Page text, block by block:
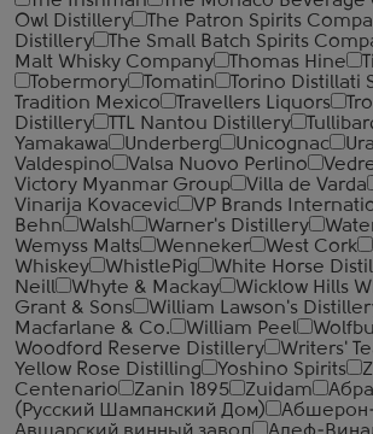
Owl Distillery
The Patron Spirits
Distillery
The Small Batch Spirits
Malt Whisky Company
Thomas Hine
Tobermory
Tomatin Torino Distillati
Tradition Mexico
Travellers Liquors
Distillery
TTL Nantou Distillery
Yamakawa
Underberg Unicognac
Valdespino
Valsa Nuovo Perlino
Victory Myanmar Group
Villa de Varda
Vinarija Kovacevic
VP Brands
Behn
Walsh Warner's Distillery
Wemyss Malts
Wenneker West Cork
Whiskey
WhistlePig White Horse
Neill
Whyte & Mackay Wicklow Hills
Grant & Sons
William Lawson's
Macfarlane & Co.
William Peel
Woodford Reserve Distillery
Writers'
Yellow Rose Distilling
Yoshino Spirits
Centenario
Zanin 1895 Zuidam
(Русский Шампанский Дом)